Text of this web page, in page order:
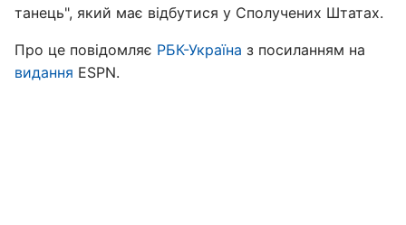
танець", який має відбутися у Сполучених Штатах.
Про це повідомляє РБК-Україна з посиланням на
видання ESPN.